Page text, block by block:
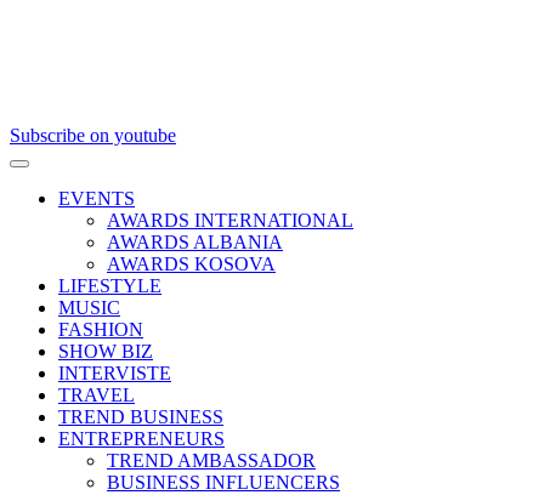
Subscribe on youtube
EVENTS
AWARDS INTERNATIONAL
AWARDS ALBANIA
AWARDS KOSOVA
LIFESTYLE
MUSIC
FASHION
SHOW BIZ
INTERVISTE
TRAVEL
TREND BUSINESS
ENTREPRENEURS
TREND AMBASSADOR
BUSINESS INFLUENCERS